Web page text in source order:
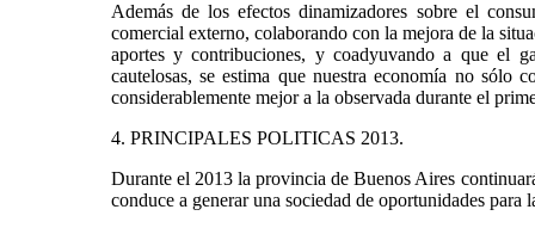
Además de los efectos dinamizadores sobre el
comercial externo, colaborando con la mejora de la
aportes y contribuciones, y coadyuvando a que el
cautelosas, se estima que nuestra economía no sólo
considerablemente mejor a la observada durante el
4. PRINCIPALES POLITICAS 2013.
Durante el 2013 la provincia de Buenos Aires
conduce a generar una sociedad de oportunidades